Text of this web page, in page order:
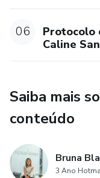
Em 15 dias, comece
endometriose,
corpo funcionando de
06
Protocolo
Caline
Saiba mais
conteúdo
Bruna
3 Ano